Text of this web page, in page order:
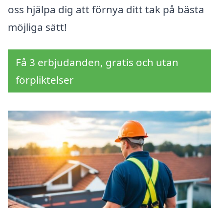
oss hjälpa dig att förnya ditt tak på bästa
möjliga sätt!
Få 3 erbjudanden, gratis och utan
förpliktelser